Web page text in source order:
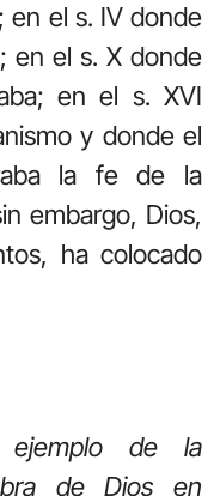
en el s. IV donde
en el s. X donde
en el s. XVI
y donde el
la fe de la
embargo, Dios,
ha colocado
de la
de Dios en